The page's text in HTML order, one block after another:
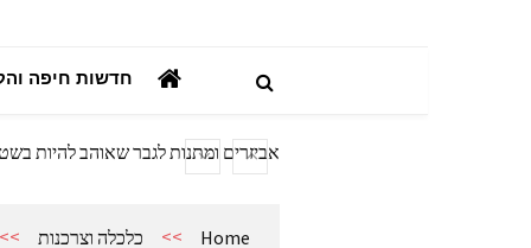
חדשות חיפה
מתנות מהיציע: המדריך לרכישת ציוד
אביזרים ומתנות לגבר שאוהב להיות
השילוב בין רפואה טבעית לאורח חיים
Home
>> כלכלה וצרכנות >>